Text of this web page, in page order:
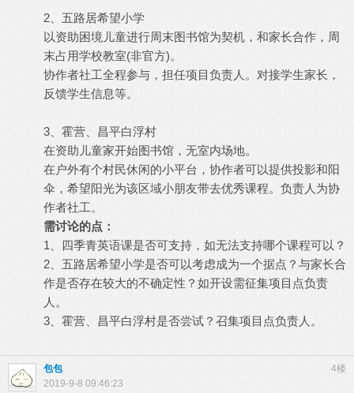
2、五路居希望小学
以资助困境儿童进行周末图书馆为契机，和家长合作，周
末占用学校教室(非官方)。
协作者社工全程参与，担任项目负责人。对接学生家长，
反馈学生信息等。
3、霍营、昌平白浮村
在资助儿童家开始图书馆，无室内场地。
在户外有个村民休闲的小平台，协作者可以提供投影和阳
伞，希望阳光为该区域小朋友带去优秀课程。负责人为协
作者社工。
需讨论的点：
1、四季青英语课是否可支持，如无法支持哪个课程可以？
2、五路居希望小学是否可以考虑成为一个据点？与家长合
作是否存在较大的不确定性？如开设需征集项目点负责
人。
3、霍营、昌平白浮村是否尝试？召集项目点负责人。
4楼
包包
2019-9-8 09:46:23